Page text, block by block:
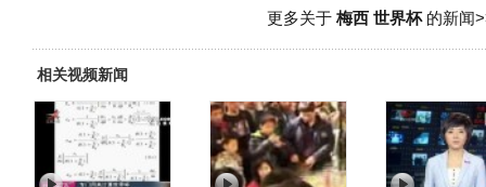
更多关于 梅西 世界杯的新闻
相关视频新闻